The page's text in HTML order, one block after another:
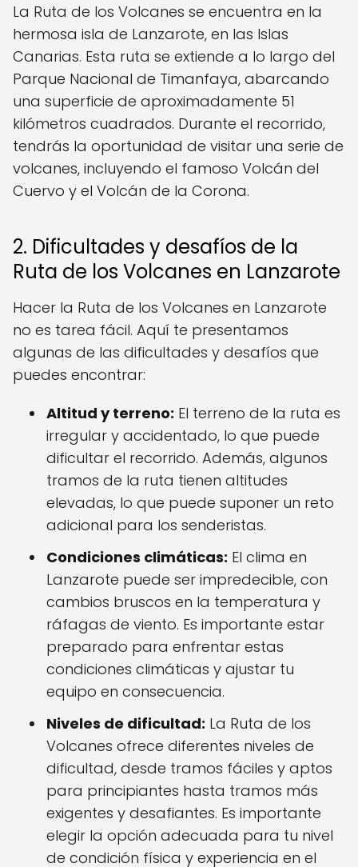
La Ruta de los Volcanes se encuentra en la
hermosa isla de Lanzarote, en las Islas
Canarias. Esta ruta se extiende a lo largo del
Parque Nacional de Timanfaya, abarcando
una superficie de aproximadamente 51
kilómetros cuadrados. Durante el recorrido,
tendrás la oportunidad de visitar una serie de
volcanes, incluyendo el famoso Volcán del
Cuervo y el Volcán de la Corona.
2. Dificultades y desafíos de la
Ruta de los Volcanes en Lanzarote
Hacer la Ruta de los Volcanes en Lanzarote
no es tarea fácil. Aquí te presentamos
algunas de las dificultades y desafíos que
puedes encontrar:
Altitud y terreno: El terreno de la ruta es
irregular y accidentado, lo que puede
dificultar el recorrido. Además, algunos
tramos de la ruta tienen altitudes
elevadas, lo que puede suponer un reto
adicional para los senderistas.
Condiciones climáticas: El clima en
Lanzarote puede ser impredecible, con
cambios bruscos en la temperatura y
ráfagas de viento. Es importante estar
preparado para enfrentar estas
condiciones climáticas y ajustar tu
equipo en consecuencia.
Niveles de dificultad: La Ruta de los
Volcanes ofrece diferentes niveles de
dificultad, desde tramos fáciles y aptos
para principiantes hasta tramos más
exigentes y desafiantes. Es importante
elegir la opción adecuada para tu nivel
de condición física y experiencia en el